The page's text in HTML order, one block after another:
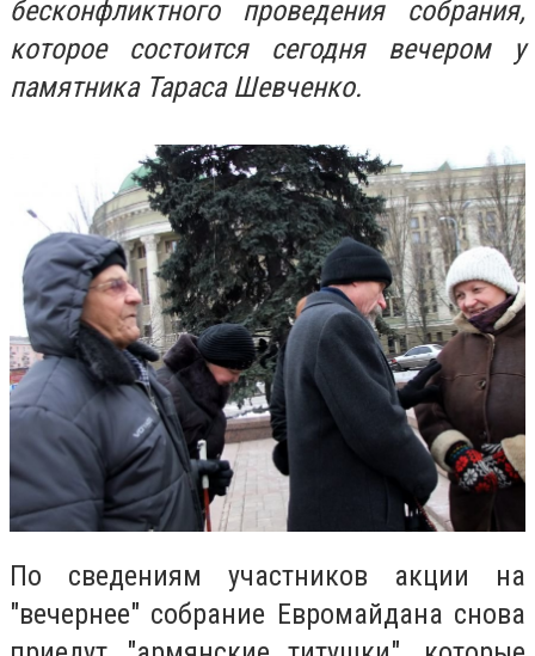
бесконфликтного проведения собрания,
которое состоится сегодня вечером у
памятника Тараса Шевченко.
По сведениям участников акции на
"вечернее" собрание Евромайдана снова